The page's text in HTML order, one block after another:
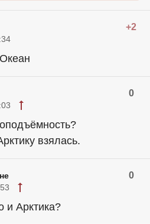
+2
0
взялась.
0
и Арктика?